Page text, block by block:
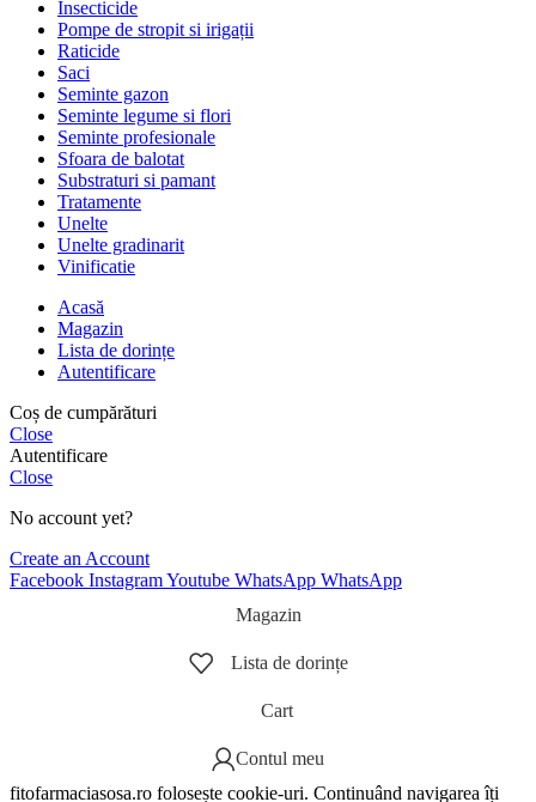
Insecticide
Pompe de stropit si irigații
Raticide
Saci
Seminte gazon
Seminte legume si flori
Seminte profesionale
Sfoara de balotat
Substraturi si pamant
Tratamente
Unelte
Unelte gradinarit
Vinificatie
Acasă
Magazin
Lista de dorințe
Autentificare
Coș de cumpărături
Close
Autentificare
Close
No account yet?
Create an Account
Facebook InstagramYoutube WhatsApp WhatsApp
Magazin
Lista de dorințe
Cart
Contul meu
fitofarmaciasosa.ro folosește cookie-uri. Continuând navigarea îți